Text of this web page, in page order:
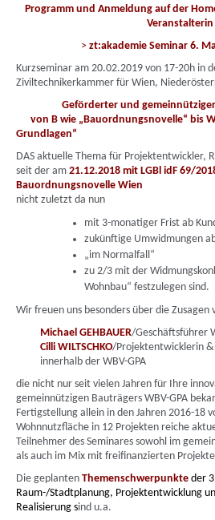
Programm und Anmeldung auf der
Veranstalterin
> zt:akademie Seminar 6.
Kurzseminar am 20.02.2019 von 17-20h in
Ziviltechnikerkammer für Wien,
Geförderter und gemeinnütziger
von B wie „Bauordnungsnovelle“ bis
Grundlagen“
DAS aktuelle Thema für Projektentwickler,
seit der am 21.12.2018 mit LGBl idF 69/
Bauordnungsnovelle Wien
nicht zuletzt da nun
mit 3-monatiger Frist ab
zukünftige Umwidmungen
„im Normalfall“
zu 2/3 mit der
Wohnbau“ festzulegen sind.
Wir freuen uns besonders über die Zusagen
Michael GEHBAUER/Geschäftsführer
Cilli WILTSCHKO/Projektentwicklerin &
innerhalb der WBV-GPA
die nicht nur seit vielen Jahren für Ihre
gemeinnützigen Bauträgers WBV-GPA
Fertigstellung allein in den Jahren 2016-18
Wohnnutzfläche in 12 Projekten reiche
Teilnehmer des Seminares sowohl im
als auch im Mix mit freifinanzierten
Die geplanten Themenschwerpunkte der
Raum-/Stadtplanung, Projektentwicklung
Realisierung sind u.a.